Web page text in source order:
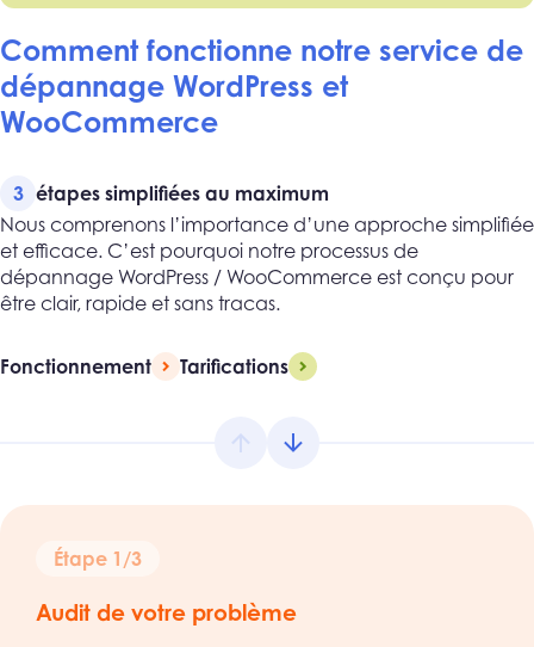
Comment fonctionne notre service de
dépannage WordPress et
WooCommerce
3 étapes simplifiées au maximum
Nous comprenons l’importance d’une approche simplifiée
et efficace. C’est pourquoi notre processus de
dépannage WordPress / WooCommerce est conçu pour
être clair, rapide et sans tracas.
Fonctionnement Tarifications
Étape 1/3
Audit de votre problème